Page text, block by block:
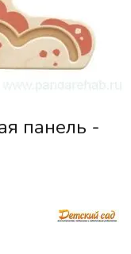
панель -